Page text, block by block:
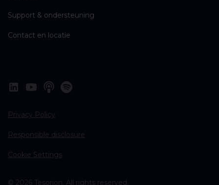
Support & ondersteuning
Contact en locatie
© 2026 Tesorion. All rights reserved.
Privacy Policy
Responsible disclosure
Cookie Settings